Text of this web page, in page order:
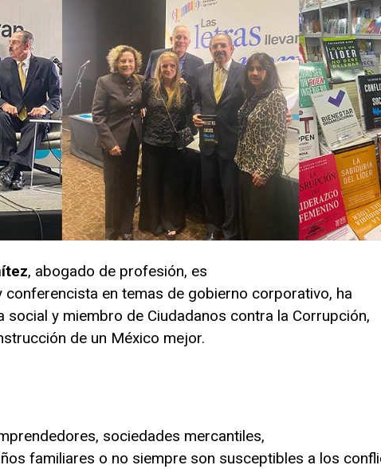
, abogado de profesión, es
en temas de gobierno corporativo, ha
y miembro de Ciudadanos contra la Corrupción,
de un México mejor.
sociedades mercantiles,
familiares o no siempre son susceptibles a los